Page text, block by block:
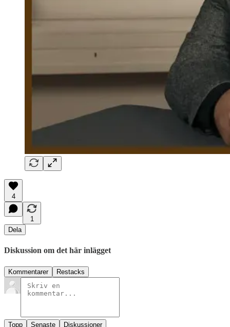
4
1
Dela
Diskussion om det här inlägget
Kommentarer Restacks
Topp Senaste Diskussioner